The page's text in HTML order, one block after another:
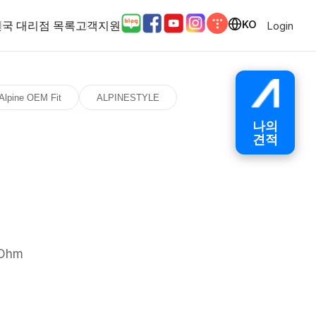
대리점 목록고객지원 KO Login
OEM Fit ALPINESTYLE
나의
견적